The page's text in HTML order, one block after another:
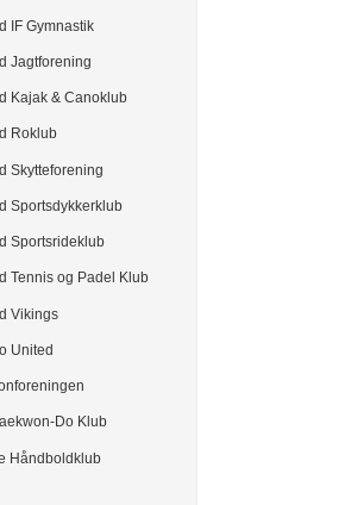
IF Gymnastik
Jagtforening
Kajak & Canoklub
Roklub
Skytteforening
Sportsdykkerklub
Sportsrideklub
Tennis og Padel Klub
Vikings
United
Do Klub
Håndboldklub